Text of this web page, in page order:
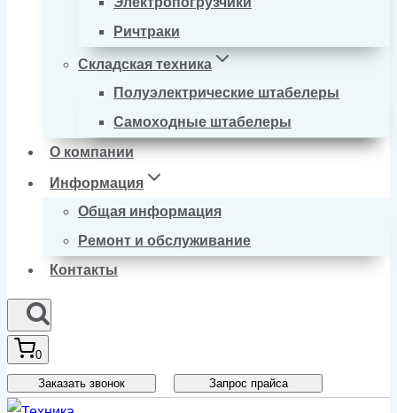
Ричтраки
Складская техника
Полуэлектрические штабелеры
Самоходные штабелеры
О компании
Информация
Общая информация
Ремонт и обслуживание
Контакты
0
Заказать звонок Запрос прайса